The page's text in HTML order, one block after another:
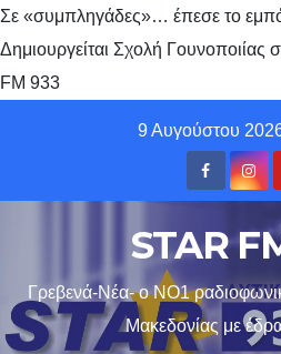
Σε «συμπληγάδες»… έπεσε το
Δημιουργείται Σχολή Γουνοποιίας
FM 933
9 Αυγούστου
STAR
Γρεβενά-Νέα- ο ΝΟ1
Μακεδονίας με